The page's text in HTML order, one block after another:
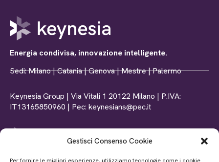
Gestisci Consenso Cookie
Energia condivisa, innovazione intelligente.
Sedi: Milano | Catania | Genova | Mestre | Palermo
Keynesia Group | Via Vitali 1 20122 Milano | P.IVA:
IT13165850960 | Pec: keynesians@pec.it